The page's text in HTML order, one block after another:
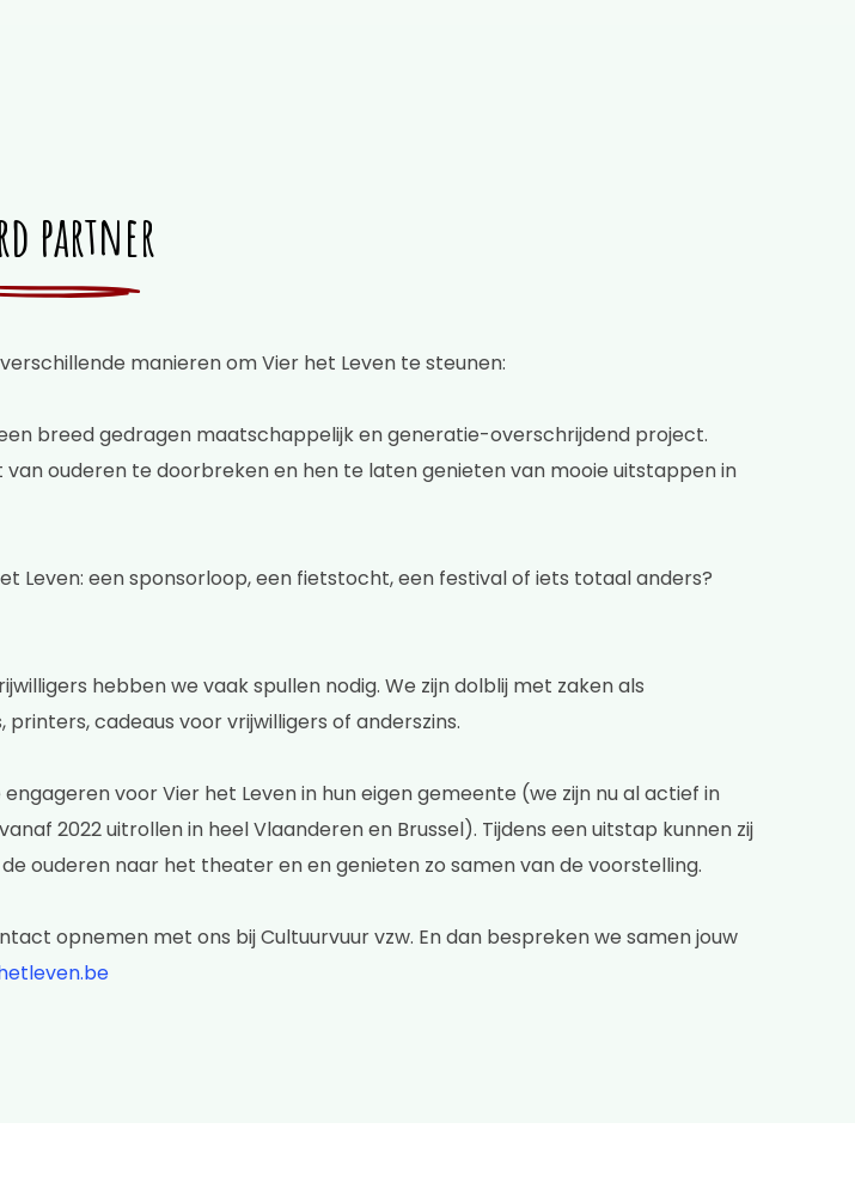
partner
manieren om Vier het Leven te steunen:
breed gedragen maatschappelijk en generatie-overschrijdend project.
ouderen te doorbreken en hen te laten genieten van mooie uitstappen in
een sponsorloop, een fietstocht, een festival of iets totaal anders?
hebben we vaak spullen nodig. We zijn dolblij met zaken als
cadeaus voor vrijwilligers of anderszins.
voor Vier het Leven in hun eigen gemeente (we zijn nu al actief in
2022 uitrollen in heel Vlaanderen en Brussel). Tijdens een uitstap kunnen zij
ouderen naar het theater en en genieten zo samen van de voorstelling.
opnemen met ons bij Cultuurvuur vzw. En dan bespreken we samen jouw